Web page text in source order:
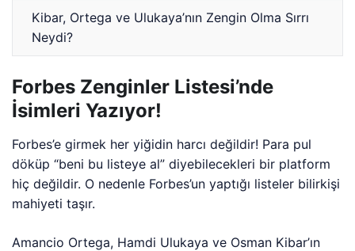
Kibar, Ortega ve Ulukaya’nın Zengin Olma Sırrı
Neydi?
Forbes Zenginler Listesi’nde
İsimleri Yazıyor!
Forbes’e girmek her yiğidin harcı değildir! Para pul
döküp “beni bu listeye al” diyebilecekleri bir platform
hiç değildir. O nedenle Forbes’un yaptığı listeler bilirkişi
mahiyeti taşır.
Amancio Ortega, Hamdi Ulukaya ve Osman Kibar’ın